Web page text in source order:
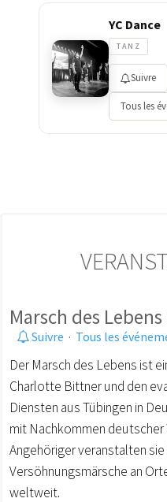
YC Dance
TANZ
Suivre
Tous les
Marsch des Lebens
Suivre · Tous les
Der Marsch des Lebens ist
Charlotte Bittner und den
Diensten aus Tübingen in
mit Nachkommen deutscher
Angehöriger veranstalten
Versöhnungsmärsche an
weltweit.